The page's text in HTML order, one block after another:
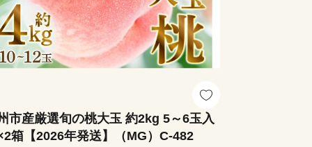
市産厳選旬の桃大玉 約2kg 5～6玉入
箱【2026年発送】（MG）C-482